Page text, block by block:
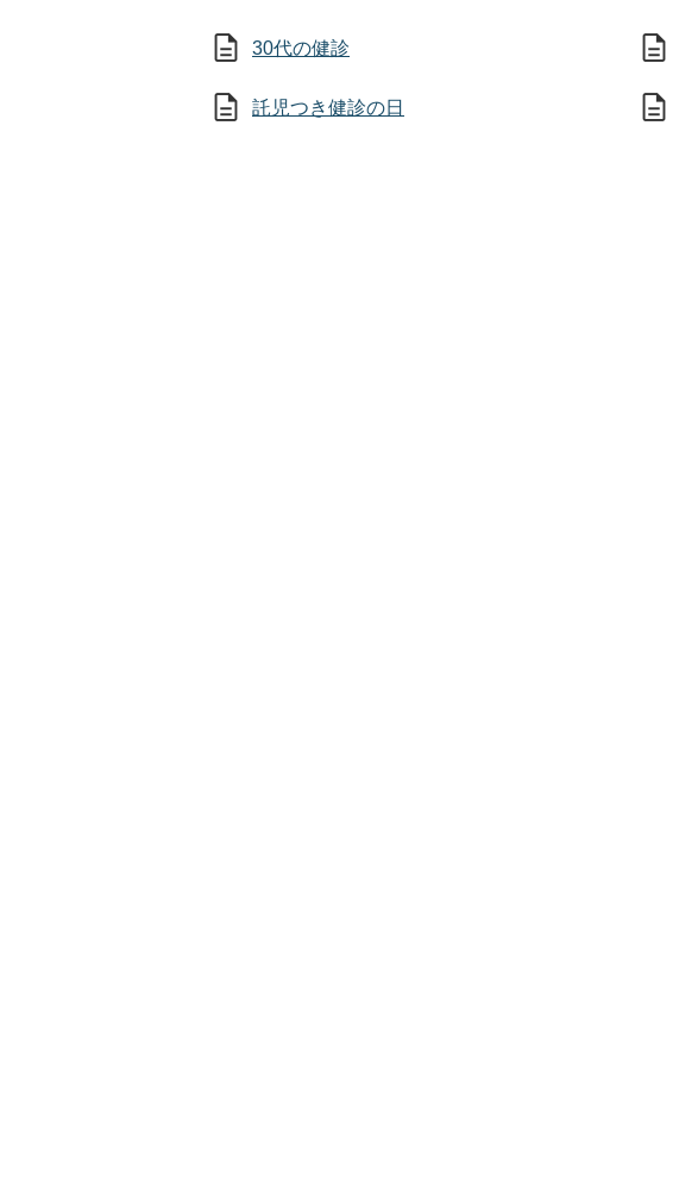
30代の健診
託児つき健診の日